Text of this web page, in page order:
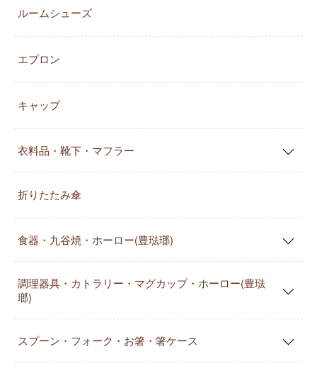
ルームシューズ
エプロン
キャップ
衣料品・靴下・マフラー
折りたたみ傘
食器・九谷焼・ホーロー(豊琺瑯)
調理器具・カトラリー・マグカップ・ホーロー(豊琺
瑯)
スプーン・フォーク・お箸・箸ケース